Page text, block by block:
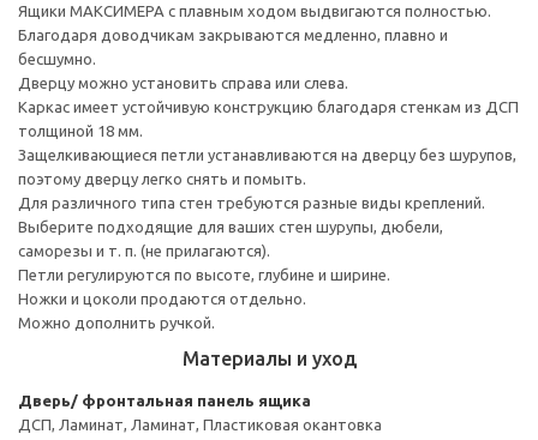
Ящики МАКСИМЕРА с плавным ходом выдвигаются полностью.
Благодаря доводчикам закрываются медленно, плавно и
бесшумно.
Дверцу можно установить справа или слева.
Каркас имеет устойчивую конструкцию благодаря стенкам из ДСП
толщиной 18 мм.
Защелкивающиеся петли устанавливаются на дверцу без шурупов,
поэтому дверцу легко снять и помыть.
Для различного типа стен требуются разные виды креплений.
Выберите подходящие для ваших стен шурупы, дюбели,
саморезы и т. п. (не прилагаются).
Петли регулируются по высоте, глубине и ширине.
Ножки и цоколи продаются отдельно.
Можно дополнить ручкой.
Материалы и уход
Дверь/ фронтальная панель ящика
ДСП, Ламинат, Ламинат, Пластиковая окантовка